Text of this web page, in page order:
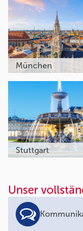
Unser
München
Stuttgart